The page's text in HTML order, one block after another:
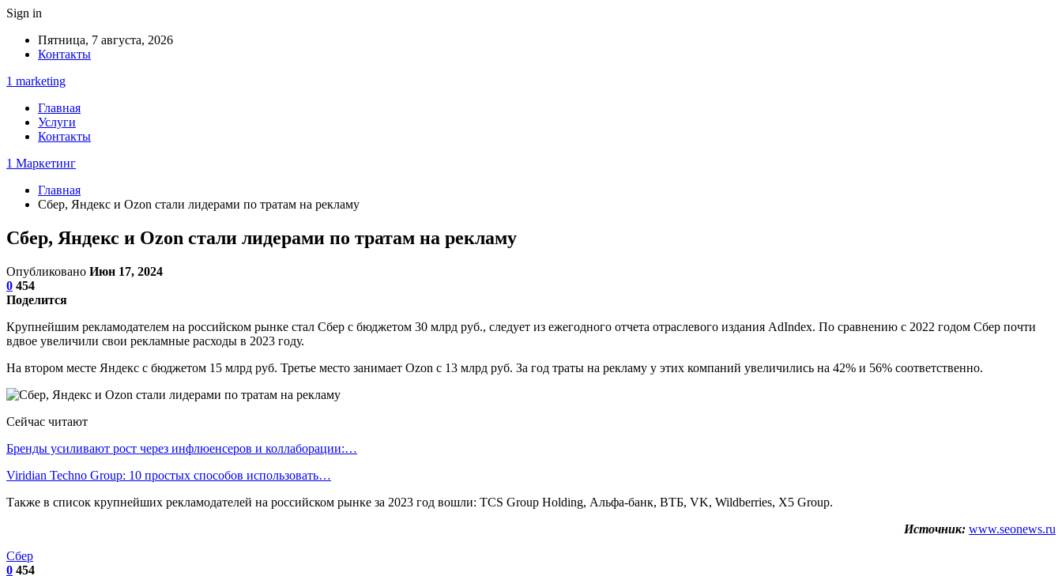
Sign in
Пятница, 7 августа, 2026
Контакты
1 marketing
Главная
Услуги
Контакты
1 Маркетинг
Главная
Сбер, Яндекс и Ozon стали лидерами по тратам на рекламу
Сбер, Яндекс и Ozon стали лидерами по тратам на рекламу
Опубликовано Июн 17, 2024
0 454
Поделится
Крупнейшим рекламодателем на российском рынке стал Сбер с бюджетом 30 млрд руб., следует из ежегодного отчета отраслевого издания AdIndex. По сравнению с 2022 годом Сбер почти
вдвое увеличили свои рекламные расходы в 2023 году.
На втором месте Яндекс с бюджетом 15 млрд руб. Третье место занимает Ozon с 13 млрд руб. За год траты на рекламу у этих компаний увеличились на 42% и 56% соответственно.
Сейчас читают
Бренды усиливают рост через инфлюенсеров и коллаборации:…
Viridian Techno Group: 10 простых способов использовать…
Также в список крупнейших рекламодателей на российском рынке за 2023 год вошли: TCS Group Holding, Альфа-банк, ВТБ, VK, Wildberries, X5 Group.
Источник: www.seonews.ru
Сбер
0 454